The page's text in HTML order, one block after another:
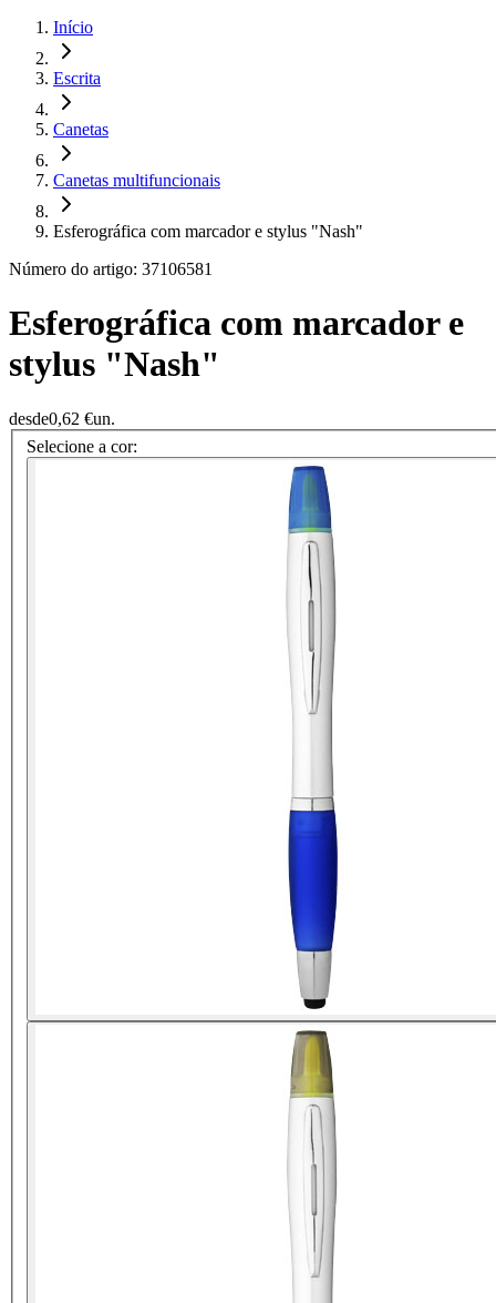
Início
Escrita
Canetas
Canetas multifuncionais
Esferográfica com marcador e stylus "Nash"
Número do artigo: 37106581
Esferográfica com marcador e
stylus "Nash"
desde0,62 €un.
Selecione a cor: